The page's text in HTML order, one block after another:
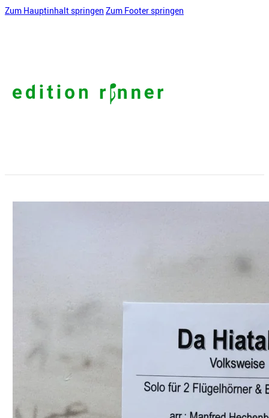
Zum Hauptinhalt springen Zum Footer springen